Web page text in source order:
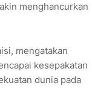
menghancurkan
mengatakan
kesepakatan
dunia pada